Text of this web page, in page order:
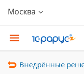
Москва
Внедрённые